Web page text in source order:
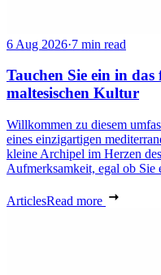
6 Aug 2026·7 min read
Tauchen Sie ein in
maltesischen Kultur
Willkommen zu diesem
eines einzigartigen
kleine Archipel im Herzen
Aufmerksamkeit, egal ob Sie
ArticlesRead more